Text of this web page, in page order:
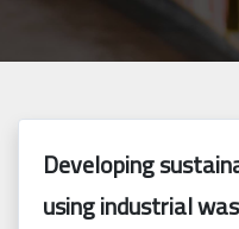
Developing
using industrial